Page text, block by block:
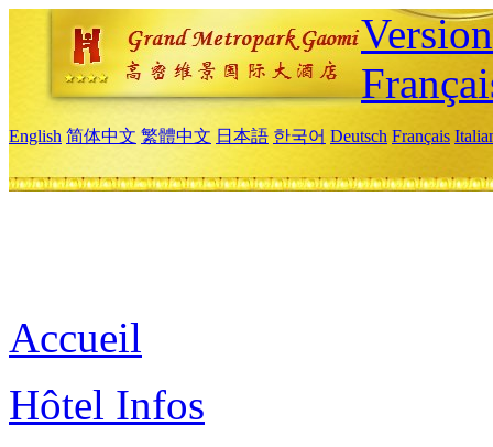
English 简体中文 繁體中文 日本語 한국어 Deutsch Français
Accueil
Hôtel Infos